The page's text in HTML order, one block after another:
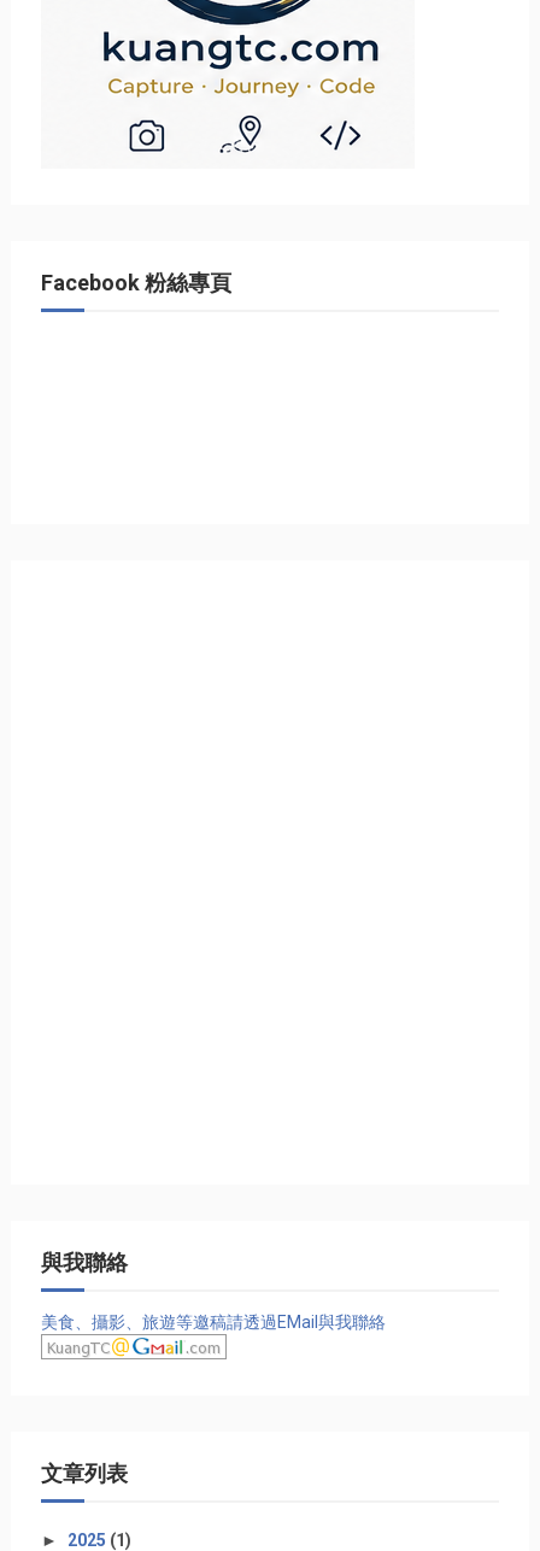
Facebook 粉絲專頁
與我聯絡
美食、攝影、旅遊等邀稿請透過EMail與我聯絡
文章列表
► 2025 (1)